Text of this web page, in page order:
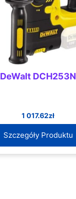
DeWalt DCH253N
1 017.62zł
Szczegóły Produktu